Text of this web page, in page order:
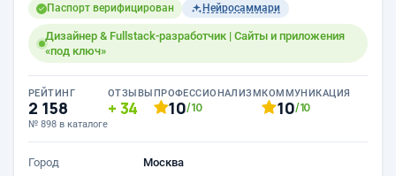
Паспорт верифицирован Нейросаммари
Дизайнер & Fullstack-разработчик | Сайты и приложения
«под ключ»
РЕЙТИНГ
2 158
№ 898 в каталоге
ОТЗЫВЫ
34
ПРОФЕССИОНАЛИЗМ
10/10
КОММУНИКАЦИЯ
10/10
Город
Москва